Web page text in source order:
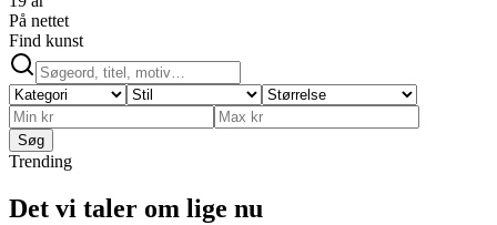
På nettet
Find kunst
Søg
Trending
Det vi taler om lige nu